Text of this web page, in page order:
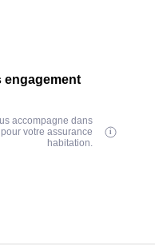
accompagne dans
votre assurance
habitation.